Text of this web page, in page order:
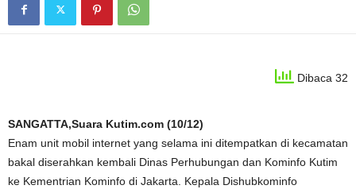
Dibaca 32
SANGATTA,Suara Kutim.com (10/12)
Enam unit mobil internet yang selama ini ditempatkan di kecamatan
bakal diserahkan kembali Dinas Perhubungan dan Kominfo Kutim
ke Kementrian Kominfo di Jakarta. Kepala Dishubkominfo